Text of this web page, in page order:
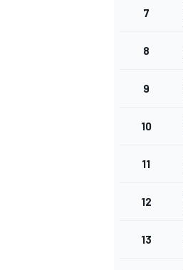
7
8
9
10
11
12
13